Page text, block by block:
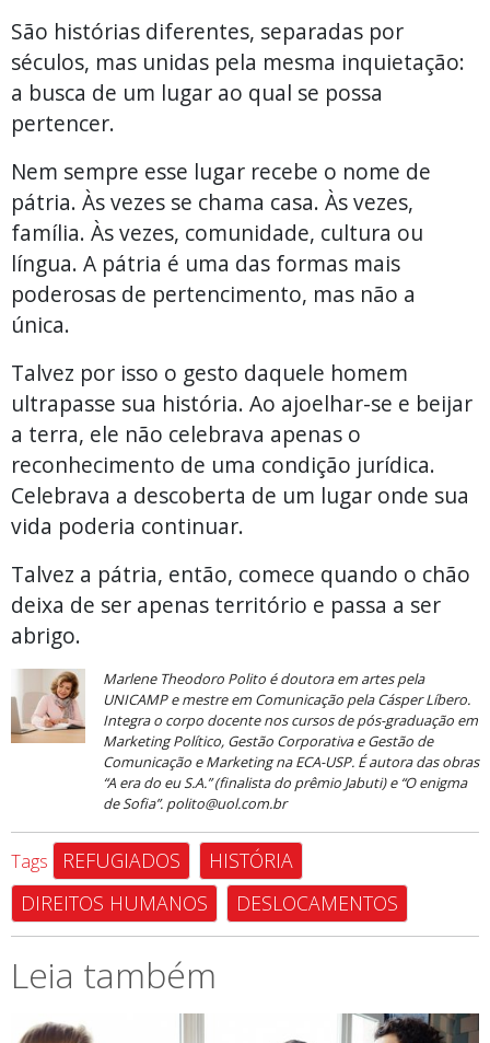
São histórias diferentes, separadas por
séculos, mas unidas pela mesma inquietação:
a busca de um lugar ao qual se possa
pertencer.
Nem sempre esse lugar recebe o nome de
pátria. Às vezes se chama casa. Às vezes,
família. Às vezes, comunidade, cultura ou
língua. A pátria é uma das formas mais
poderosas de pertencimento, mas não a
única.
Talvez por isso o gesto daquele homem
ultrapasse sua história. Ao ajoelhar-se e beijar
a terra, ele não celebrava apenas o
reconhecimento de uma condição jurídica.
Celebrava a descoberta de um lugar onde sua
vida poderia continuar.
Talvez a pátria, então, comece quando o chão
deixa de ser apenas território e passa a ser
abrigo.
Marlene Theodoro Polito é doutora em artes pela
UNICAMP e mestre em Comunicação pela Cásper Líbero.
Integra o corpo docente nos cursos de pós-graduação em
Marketing Político, Gestão Corporativa e Gestão de
Comunicação e Marketing na ECA-USP. É autora das obras
“A era do eu S.A.” (finalista do prêmio Jabuti) e “O enigma
de Sofia”. polito@uol.com.br
Tags REFUGIADOS
HISTÓRIA
DIREITOS HUMANOS
DESLOCAMENTOS
Leia também